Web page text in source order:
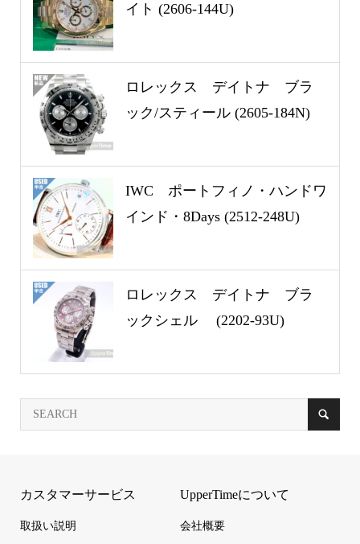
イト (2606-144U)
ロレックス デイトナ ブラ
ック/スティール (2605-184N)
IWC ポートフィノ・ハンドワ
インド・8Days (2512-248U)
ロレックス デイトナ ブラ
ックシェル (2202-93U)
カスタマーサービス
取扱い説明
UpperTimeについて
会社概要